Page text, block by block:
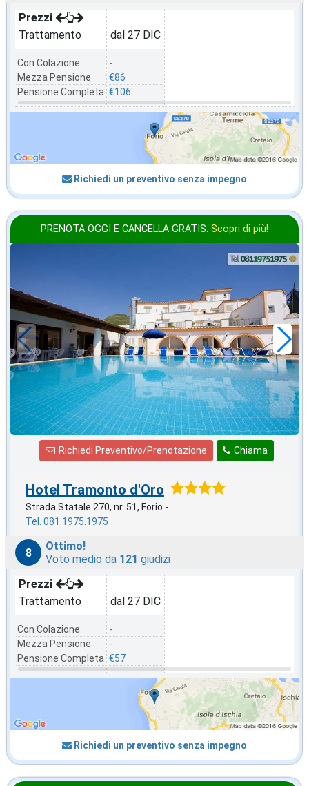
Prezzi
Trattamento
Con Colazione
Mezza Pensione
Pensione Completa
dal 27 DIC
-
€86
€106
Richiedi un preventivo senza impegno
PRENOTA OGGI E CANCELLA GRATIS. Scopri di più!
in offerta da
€57,00
a notte
Chiama
Richiedi Preventivo/Prenotazione
Hotel Tramonto d'Oro
Strada Statale 270, nr. 51, Forio -
Tel. 081.1975.1975
8
Ottimo!
Voto medio da 121 giudizi
Prezzi
Trattamento
Con Colazione
Mezza Pensione
Pensione Completa
dal 27 DIC
-
-
€57
Richiedi un preventivo senza impegno